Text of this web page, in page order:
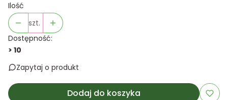
Ilość
szt.
Dostępność:
> 10
Zapytaj o produkt
Dodaj do koszyka